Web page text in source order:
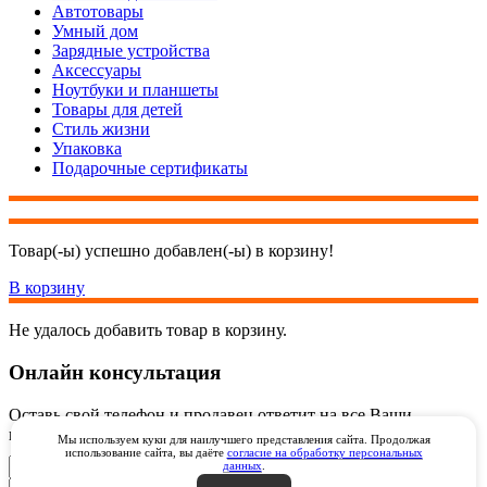
Автотовары
Умный дом
Зарядные устройства
Аксессуары
Ноутбуки и планшеты
Товары для детей
Стиль жизни
Упаковка
Подарочные сертификаты
Товар(-ы) успешно добавлен(-ы) в корзину!
В корзину
Не удалось добавить товар в корзину.
Мы используем куки для наилучшего представления сайта. Продолжая
использование сайта, вы даёте согласие на обработку персональных
данных
Онлайн консультация
Оставь свой телефон и продавец ответит на все Ваши
вопросы онлайн через видеозвонок через WhatsApp